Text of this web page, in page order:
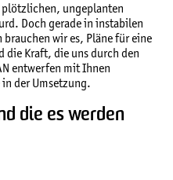
ungeplanten
Doch gerade in instabilen
wir es, Pläne für eine
die Kraft, die uns durch den
entwerfen mit Ihnen
der Umsetzung.
die es werden